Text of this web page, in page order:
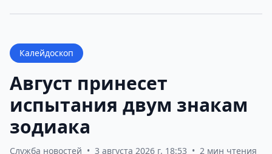
Калейдоскоп
Август принесет
испытания двум знакам
зодиака
Служба новостей • 3 августа 2026 г. 18:53 • 2 мин чтения